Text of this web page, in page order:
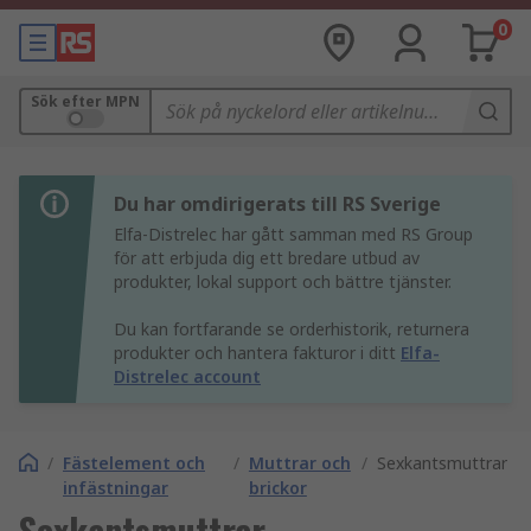
0
Sök efter MPN
Du har omdirigerats till RS Sverige
Elfa-Distrelec har gått samman med RS Group
för att erbjuda dig ett bredare utbud av
produkter, lokal support och bättre tjänster.
Du kan fortfarande se orderhistorik, returnera
produkter och hantera fakturor i ditt Elfa-
Distrelec account
/ Fästelement och
infästningar
/ Muttrar och
brickor
/ Sexkantsmuttrar